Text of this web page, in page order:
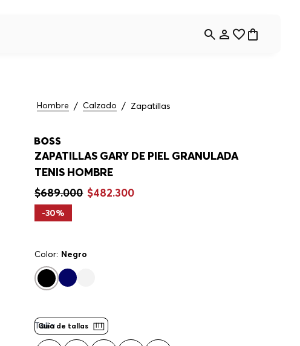
Hombre Calzado Zapatillas
ZAPATILLAS GARY DE PIEL GRANULADA
TENIS HOMBRE
$689.000 $482.300
-30%
Color: Negro
Guía de tallas
Talla